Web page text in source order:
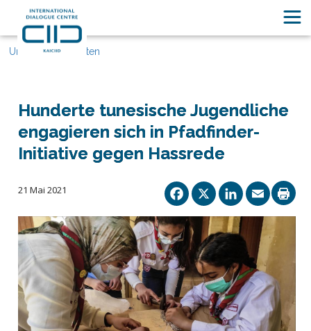
Unsere Geschichten
Hunderte tunesische Jugendliche
engagieren sich in Pfadfinder-
Initiative gegen Hassrede
21 Mai 2021 Facebook
X